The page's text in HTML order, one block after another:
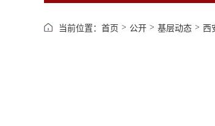
当前位置： 首页 > 公开 > 基层动态 > 西